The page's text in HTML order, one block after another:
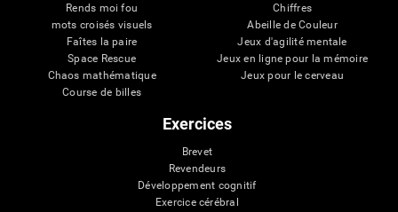
Rends moi fou
mots croisés visuels
Faîtes la paire
Space Rescue
Chaos mathématique
Course de billes
Chiffres
Abeille de Couleur
Jeux d'agilité mentale
Jeux en ligne pour la mémoire
Jeux pour le cerveau
Exercices
Brevet
Revendeurs
Développement cognitif
Exercice cérébral